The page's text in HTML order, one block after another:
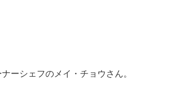
ーシェフのメイ・チョウさん。